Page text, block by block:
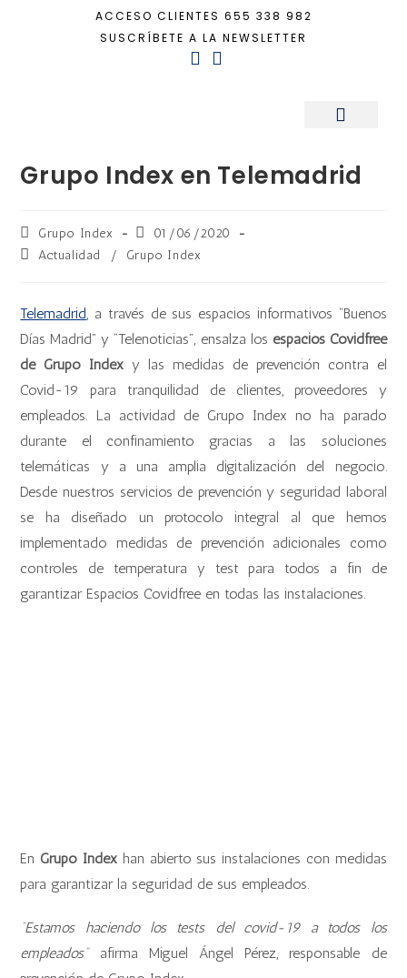
ACCESO CLIENTES 655 338 982
SUSCRÍBETE A LA NEWSLETTER
Grupo Index en Telemadrid
Grupo Index
01/06/2020
Actualidad
/ Grupo Index
Telemadrid, a través de sus espacios informativos “Buenos
Días Madrid” y “Telenoticias”, ensalza los espacios Covidfree
de Grupo Index y las medidas de prevención contra el
Covid-19 para tranquilidad de clientes, proveedores y
empleados. La actividad de Grupo Index no ha parado
durante el confinamiento gracias a las soluciones
telemáticas y a una amplia digitalización del negocio.
Desde nuestros servicios de prevención y seguridad laboral
se ha diseñado un protocolo integral al que hemos
implementado medidas de prevención adicionales como
controles de temperatura y test para todos a fin de
garantizar Espacios Covidfree en todas las instalaciones.
En Grupo Indexhan abierto sus instalaciones con medidas
para garantizar la seguridad de sus empleados.
“Estamos haciendo los tests del covid-19 a todos los
empleados”afirma Miguel Ángel Pérez, responsable de